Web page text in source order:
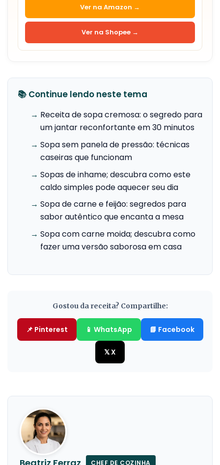
Ver na Amazon →
Ver na Shopee →
📚 Continue lendo neste tema
→ Receita de sopa cremosa: o segredo para
um jantar reconfortante em 30 minutos
→ Sopa sem panela de pressão: técnicas
caseiras que funcionam
→ Sopas de inhame; descubra como este
caldo simples pode aquecer seu dia
→ Sopa de carne e feijão: segredos para
sabor autêntico que encanta a mesa
→ Sopa com carne moida; descubra como
fazer uma versão saborosa em casa
Gostou da receita? Compartilhe:
📌 Pinterest 📱 WhatsApp 📘 Facebook
𝕏 X
CHEF DE COZINHA